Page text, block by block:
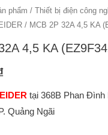
phẩm / Thiết bị điện công
/ MCB 2P 32A 4,5 KA
4,5 KA
tại 368B Phan
Quảng Ngãi